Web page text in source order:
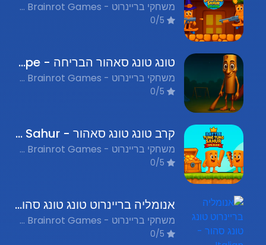
משחקי בריינרוט - Italian Brainrot Games, משחקי קרב - Battle Games
טונג טונג סאהור הבריחה - Thung Thung Sahur Playgrounds Escape
משחקי בריינרוט - Italian Brainrot Games, משחקים מצחיקים - Funny Games
קרב טונג טונג סאהור - Battle Tung Tung Sahur
משחקי בריינרוט - Italian Brainrot Games
אנומליה בריינרוט טונג טונג סהור - Italian Brainrot Tung Tung Sahur Anomaly
משחקי בריינרוט - Italian Brainrot Games